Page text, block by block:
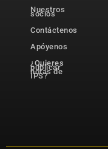
Nuestros
socios
Contáctenos
Apóyenos
¿Quieres
publicar
notas de
IPS?